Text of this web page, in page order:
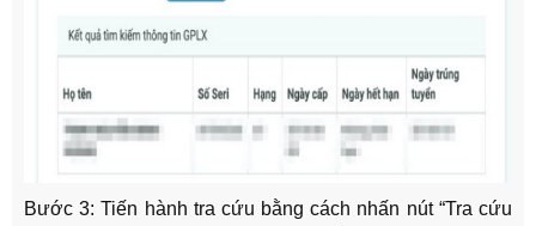
Bước 3:Tiến hành tra cứu bằng cách nhấn nút “Tra cứu